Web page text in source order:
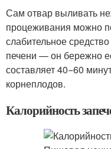
Сам отвар выливать
процеживания можно
слабительное
печени — он бережно
составляет 40−60
корнеплодов.
Калорийность